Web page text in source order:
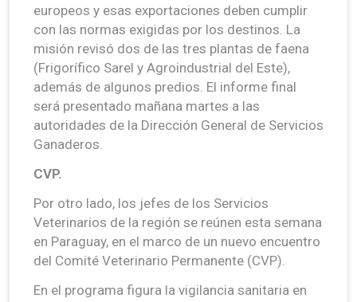
europeos y esas exportaciones deben cumplir
con las normas exigidas por los destinos. La
misión revisó dos de las tres plantas de faena
(Frigorífico Sarel y Agroindustrial del Este),
además de algunos predios. El informe final
será presentado mañana martes a las
autoridades de la Dirección General de Servicios
Ganaderos.
CVP.
Por otro lado, los jefes de los Servicios
Veterinarios de la región se reúnen esta semana
en Paraguay, en el marco de un nuevo encuentro
del Comité Veterinario Permanente (CVP).
En el programa figura la vigilancia sanitaria en